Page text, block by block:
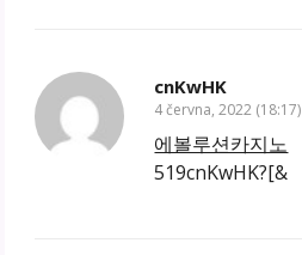
cnKwHK
4 června, 2022 (18:17)
에볼루션카지노
519cnKwHK?[&